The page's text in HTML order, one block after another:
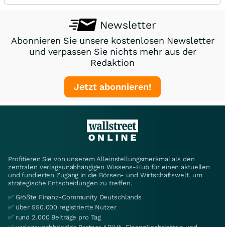
Newsletter
Abonnieren Sie unsere kostenlosen Newsletter
und verpassen Sie nichts mehr aus der
Redaktion
Jetzt abonnieren!
Profitieren Sie von unserem Alleinstellungsmerkmal als den
zentralen verlagsunabhängigen Wissens-Hub für einen aktuellen
und fundierten Zugang in die Börsen- und Wirtschaftswelt, um
strategische Entscheidungen zu treffen.
✅ Größte Finanz-Community Deutschlands
✅ über 550.000 registrierte Nutzer
✅ rund 2.000 Beiträge pro Tag